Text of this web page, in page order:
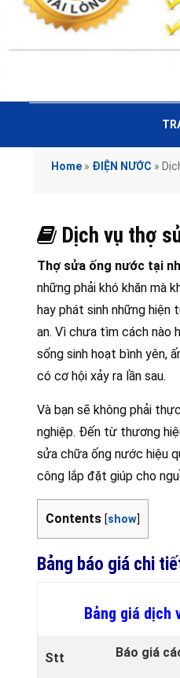
Home » ĐIỆN NƯỚC »
Dịch vụ thợ
Thợ sửa ống nước tại
những phải khó khăn mà
hay phát sinh những
an. Vì chưa tìm cách nào
sống sinh hoạt bình yên,
có cơ hội xảy ra lần sau.
Và bạn sẽ không phải
nghiệp. Đến từ thương
sửa chữa ống nước hiệu
công lắp đặt giúp cho
Contents [show]
Bảng báo giá chi
Bảng giá dịch
Stt Báo giá